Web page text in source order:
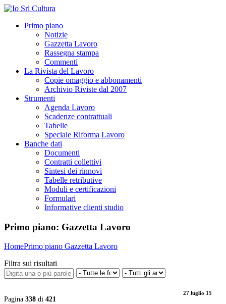
Primo piano
Notizie
Gazzetta Lavoro
Rassegna stampa
Commenti
La Rivista del Lavoro
Copie omaggio e abbonamenti
Archivio Riviste dal 2007
Strumenti
Agenda Lavoro
Scadenze contrattuali
Tabelle
Speciale Riforma Lavoro
Banche dati
Documenti
Contratti collettivi
Sintesi dei rinnovi
Tabelle retributive
Moduli e certificazioni
Formulari
Informative clienti studio
Primo piano: Gazzetta Lavoro
HomePrimo piano Gazzetta Lavoro
Filtra sui risultati
Pagina 338 di 421
27 luglio 15